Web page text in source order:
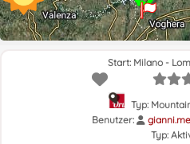
Start: Milano -
Typ:
Benutzer:
Typ: